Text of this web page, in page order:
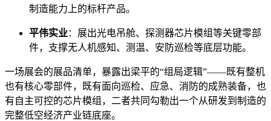
制造能力上的标杆产品。
平伟实业：展出光电吊舱、探测器芯片模组等关键零部
件，支撑无人机感知、测温、安防巡检等底层功能。
一场展会的展品清单，暴露出梁平的“组局逻辑”——既有整机
也有核心零部件，既有面向巡检、应急、消防的成熟装备，也
有自主可控的芯片模组，二者共同勾勒出一个从研发到制造的
完整低空经济产业链底座。